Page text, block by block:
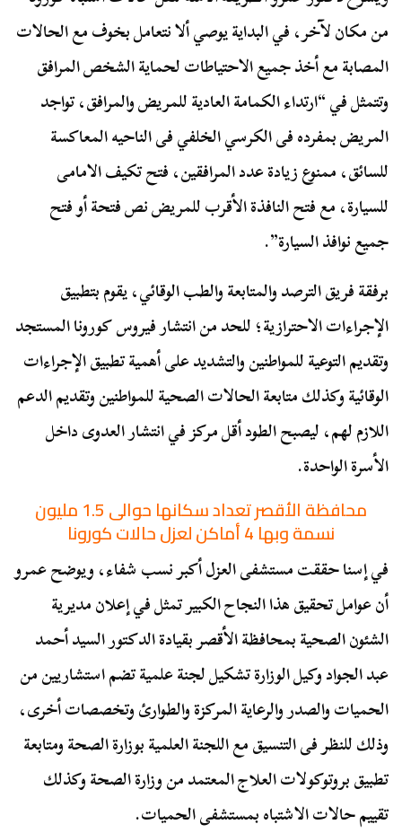
من مكان لآخر، في البداية يوصي ألا نتعامل بخوف مع الحالات
المصابة مع أخذ جميع الاحتياطات لحماية الشخص المرافق
وتتمثل في “ارتداء الكمامة العادية للمريض والمرافق، تواجد
المريض بمفرده فى الكرسي الخلفي فى الناحيه المعاكسة
للسائق، ممنوع زيادة عدد المرافقين، فتح تكيف الامامى
للسيارة، مع فتح النافذة الأقرب للمريض نص فتحة أو فتح
جميع نوافذ السيارة”.
برفقة فريق الترصد والمتابعة والطب الوقائي، يقوم بتطبيق
الإجراءات الاحترازية؛ للحد من انتشار فيروس كورونا المستجد
وتقديم التوعية للمواطنين والتشديد على أهمية تطبيق الإجراءات
الوقائية وكذلك متابعة الحالات الصحية للمواطنين وتقديم الدعم
اللازم لهم، ليصبح الطود أقل مركز في انتشار العدوى داخل
الأسرة الواحدة.
محافظة الأقصر تعداد سكانها حوالى 1.5 مليون
نسمة وبها 4 أماكن لعزل حالات كورونا
في إسنا حققت مستشفى العزل أكبر نسب شفاء، ويوضح عمرو
أن عوامل تحقيق هذا النجاح الكبير تمثل في إعلان مديرية
الشئون الصحية بمحافظة الأقصر بقيادة الدكتور السيد أحمد
عبد الجواد وكيل الوزارة تشكيل لجنة علمية تضم استشاريين من
الحميات والصدر والرعاية المركزة والطوارئ وتخصصات أخرى،
وذلك للنظر فى التنسيق مع اللجنة العلمية بوزارة الصحة ومتابعة
تطبيق بروتوكولات العلاج المعتمد من وزارة الصحة وكذلك
تقييم حالات الاشتباه بمستشفى الحميات.